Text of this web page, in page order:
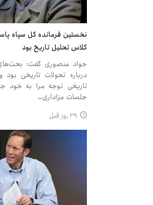
نخستین فرمانده کل سپاه
کلاس تحلیل تاریخ بود
جواد منصوری گفت:
درباره تحولات تاریخی
تاریخی توجه مرا به خود
جلسات عزاداری…
۲۹ روز قبل